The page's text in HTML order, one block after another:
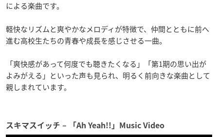
による楽曲です。
軽快なリズムと爽やかなメロディが特徴で、仲間とともに前へ
進む高校生たちの青春や成長を感じさせる一曲。
「爽快感があって何度でも聴きたくなる」「第1期の思い出が
よみがえる」といった声も見られ、明るく前向きな楽曲として
親しまれています。
スキマスイッチ – 「Ah Yeah!!」Music Video